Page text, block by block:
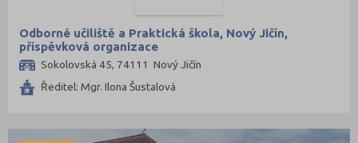
Odborné učiliště a Praktická škola, Nový Jičín,
příspěvková organizace
Sokolovská 45, 74111 Nový Jičín
Ředitel: Mgr. Ilona Šustalová